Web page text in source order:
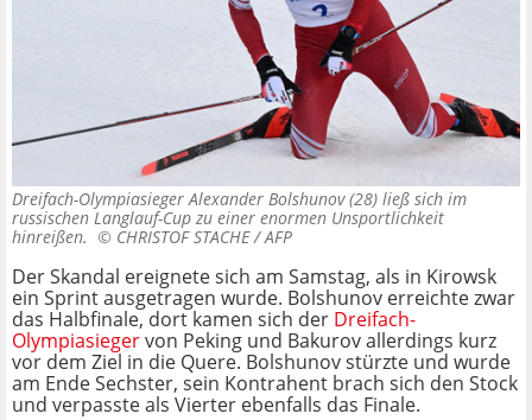
Dreifach-Olympiasieger Alexander Bolshunov (28) ließ sich im
russischen Langlauf-Cup zu einer enormen Unsportlichkeit
hinreißen. © CHRISTOF STACHE / AFP
Der Skandal ereignete sich am Samstag, als in Kirowsk
ein Sprint ausgetragen wurde. Bolshunov erreichte zwar
das Halbfinale, dort kamen sich der Dreifach-
Olympiasiegervon Peking und Bakurov allerdings kurz
vor dem Ziel in die Quere. Bolshunov stürzte und wurde
am Ende Sechster, sein Kontrahent brach sich den Stock
und verpasste als Vierter ebenfalls das Finale.